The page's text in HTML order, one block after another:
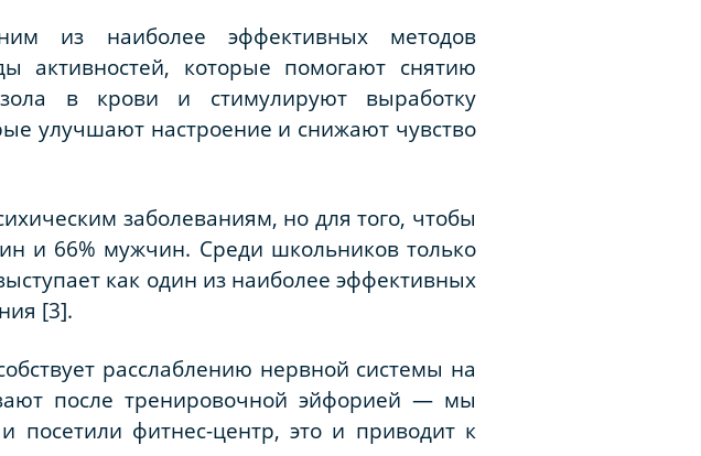
из наиболее эффективных методов
активностей, которые помогают снятию
в крови и стимулируют выработку
улучшают настроение и снижают чувство
заболеваниям, но для того, чтобы
и 66% мужчин. Среди школьников только
как один из наиболее эффективных
[3].
расслаблению нервной системы на
после тренировочной эйфорией — мы
фитнес-центр, это и приводит к